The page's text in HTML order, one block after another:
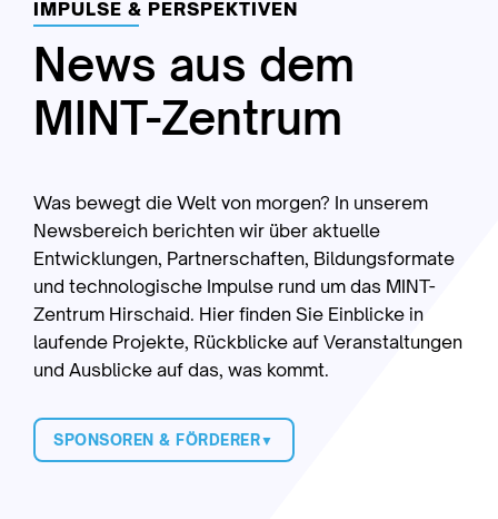
IMPULSE & PERSPEKTIVEN
News aus dem
MINT-Zentrum
Was bewegt die Welt von morgen? In unserem
Newsbereich berichten wir über aktuelle
Entwicklungen, Partnerschaften, Bildungsformate
und technologische Impulse rund um das MINT-
Zentrum Hirschaid. Hier finden Sie Einblicke in
laufende Projekte, Rückblicke auf Veranstaltungen
und Ausblicke auf das, was kommt.
SPONSOREN & FÖRDERER▼